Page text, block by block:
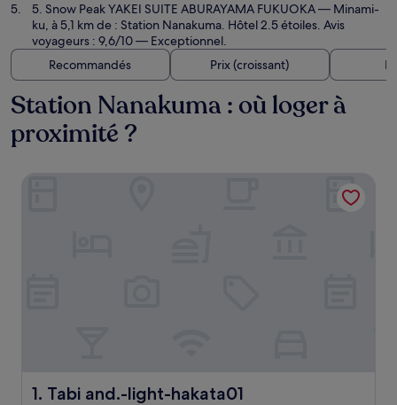
5. Snow Peak YAKEI SUITE ABURAYAMA FUKUOKA— Minami-
ku, à 5,1 km de : Station Nanakuma. Hôtel 2.5 étoiles. Avis
voyageurs : 9,6/10 — Exceptionnel.
Recommandés
Prix (croissant)
Station Nanakuma : où loger à
proximité ?
1. Tabi and.-light-hakata01
Tabi and.-light-hakata01